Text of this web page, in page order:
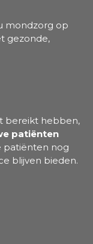
mondzorg op
gezonde,
bereikt hebben,
patiënten
patiënten nog
blijven bieden.